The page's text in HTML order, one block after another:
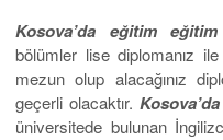
Kosova’da eğitim eğitim
bölümler lise diplomanız
mezun olup alacağınız
geçerli olacaktır.
üniversitede bulunan